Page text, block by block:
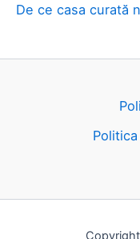
De ce casa curată